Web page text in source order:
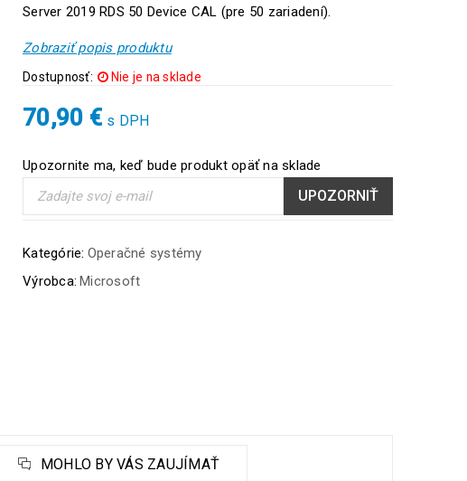
Server 2019 RDS 50 Device CAL (pre 50 zariadení).
Zobraziť popis produktu
Dostupnosť: Nie je na sklade
70,90 € s DPH
Upozornite ma, keď bude produkt opäť na sklade
UPOZORNIŤ
Kategórie: Operačné systémy
Výrobca: Microsoft
MOHLO BY VÁS ZAUJÍMAŤ